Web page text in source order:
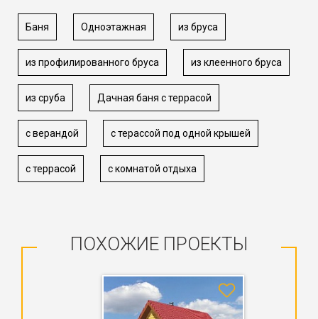
Баня Одноэтажная из бруса
из профилированного бруса из клеенного бруса
из сруба Дачная баня с террасой
с верандой с терассой под одной крышей
с террасой с комнатой отдыха
ПОХОЖИЕ ПРОЕКТЫ